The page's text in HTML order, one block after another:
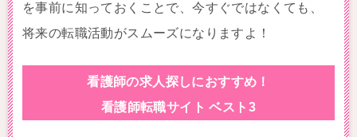
を事前に知っておくことで、今すぐではなくても、
将来の転職活動がスムーズになりますよ！
看護師の求人探しにおすすめ！
看護師転職サイト ベスト3